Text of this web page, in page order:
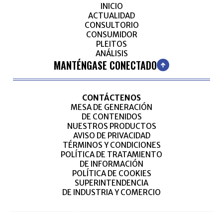
INICIO
ACTUALIDAD
CONSULTORIO
CONSUMIDOR
PLEITOS
ANÁLISIS
MANTÉNGASE CONECTADO
CONTÁCTENOS
MESA DE GENERACIÓN
DE CONTENIDOS
NUESTROS PRODUCTOS
AVISO DE PRIVACIDAD
TÉRMINOS Y CONDICIONES
POLÍTICA DE TRATAMIENTO
DE INFORMACIÓN
POLÍTICA DE COOKIES
SUPERINTENDENCIA
DE INDUSTRIA Y COMERCIO